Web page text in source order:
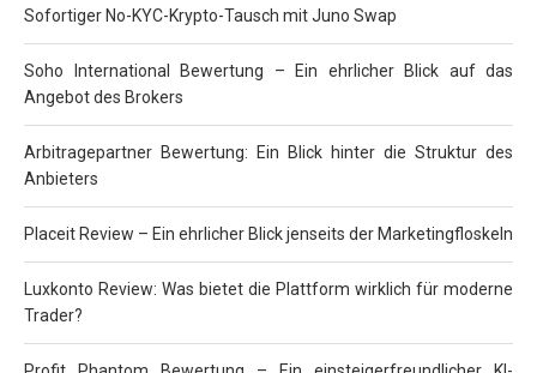
Sofortiger No-KYC-Krypto-Tausch mit Juno Swap
Soho International Bewertung – Ein ehrlicher Blick auf das
Angebot des Brokers
Arbitragepartner Bewertung: Ein Blick hinter die Struktur des
Anbieters
Placeit Review – Ein ehrlicher Blick jenseits der Marketingfloskeln
Luxkonto Review: Was bietet die Plattform wirklich für moderne
Trader?